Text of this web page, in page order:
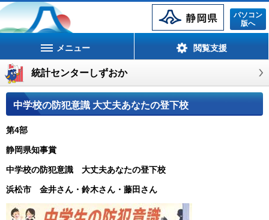
静岡県
パソコン
版へ
メニュー 閲覧支援
統計センターしずおか
中学校の防犯意識 大丈夫あなたの登下校
第4部
静岡県知事賞
中学校の防犯意識 大丈夫あなたの登下校
浜松市 金井さん・鈴木さん・藤田さん